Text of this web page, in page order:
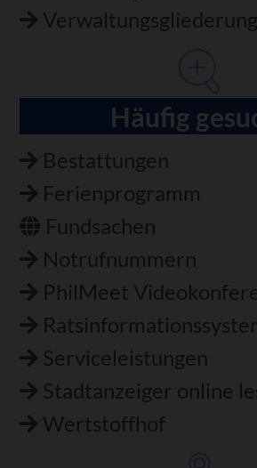
Verwaltungsgliederung
Häufig
Bestattungen
Ferienprogramm
Fundsachen
Notrufnummern
PhilMeet
Serviceleistungen
Stadtanzeiger online
Wertstoffhof